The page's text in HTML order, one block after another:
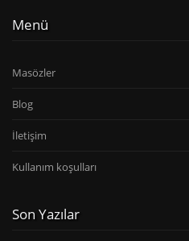
Menü
Masözler
Blog
İletişim
Kullanım koşulları
Son Yazılar